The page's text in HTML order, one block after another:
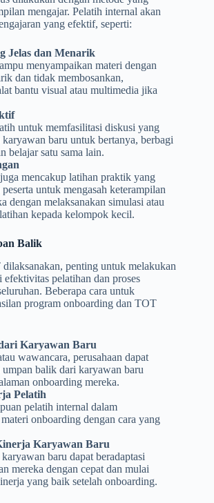
mengajar. Pelatih internal akan
yang efektif, seperti:
Jelas dan Menarik
menyampaikan materi dengan
dan tidak membosankan,
bantu visual atau multimedia jika
untuk memfasilitasi diskusi yang
baru untuk bertanya, berbagi
belajar satu sama lain.
mencakup latihan praktik yang
untuk mengasah keterampilan
dengan melaksanakan simulasi atau
kepada kelompok kecil.
Balik
penting untuk melakukan
pelatihan dan proses
Beberapa cara untuk
program onboarding dan TOT
Karyawan Baru
wawancara, perusahaan dapat
balik dari karyawan baru
onboarding mereka.
Pelatih
pelatih internal dalam
onboarding dengan cara yang
Karyawan Baru
baru dapat beradaptasi
mereka dengan cepat dan mulai
yang baik setelah onboarding.